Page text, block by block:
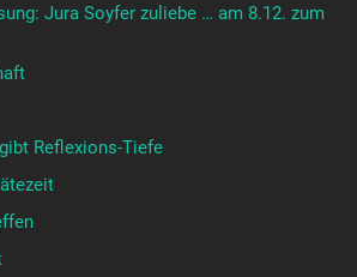
Jura Soyfer zuliebe … am 8.12. zum
Reflexions-Tiefe